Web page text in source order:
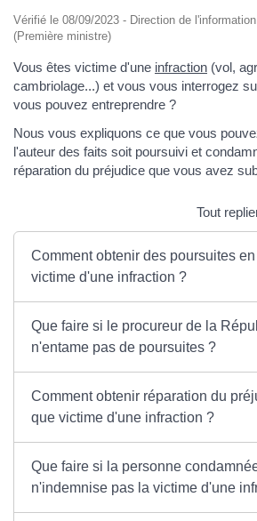
Vérifié le 08/09/2023 - Direction de
(Première ministre)
Vous êtes victime d'une infraction (vol,
cambriolage...) et vous vous interrogez
vous pouvez entreprendre ?
Nous vous expliquons ce que vous
l'auteur des faits soit poursuivi et
réparation du préjudice que vous avez
Tout
Comment obtenir des poursuites
victime d'une infraction ?
Que faire si le procureur de la
n'entame pas de poursuites ?
Comment obtenir réparation du
que victime d'une infraction ?
Que faire si la personne
n'indemnise pas la victime d'une